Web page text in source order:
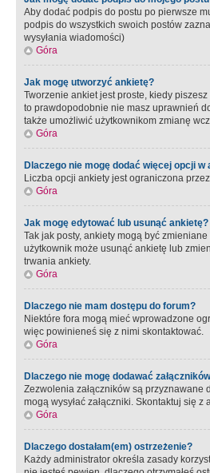
Aby dodać podpis do postu po pierwsze
podpis do wszystkich swoich postów
wysyłania wiadomości)
Góra
Jak mogę utworzyć ankietę?
Tworzenie ankiet jest proste, kiedy
to prawdopodobnie nie masz uprawnień
także umożliwić użytkownikom zmianę
Góra
Dlaczego nie mogę dodać więcej opcji w
Liczba opcji ankiety jest ograniczona
Góra
Jak mogę edytować lub usunąć ankietę?
Tak jak posty, ankiety mogą być
użytkownik może usunąć ankietę lub
trwania ankiety.
Góra
Dlaczego nie mam dostępu do forum?
Niektóre fora mogą mieć wprowadzone
więc powinieneś się z nimi skontaktować.
Góra
Dlaczego nie mogę dodawać
Zezwolenia załączników są
mogą wysyłać załączniki. Skontaktuj się
Góra
Dlaczego dostałam(em) ostrzeżenie?
Każdy administrator określa zasady